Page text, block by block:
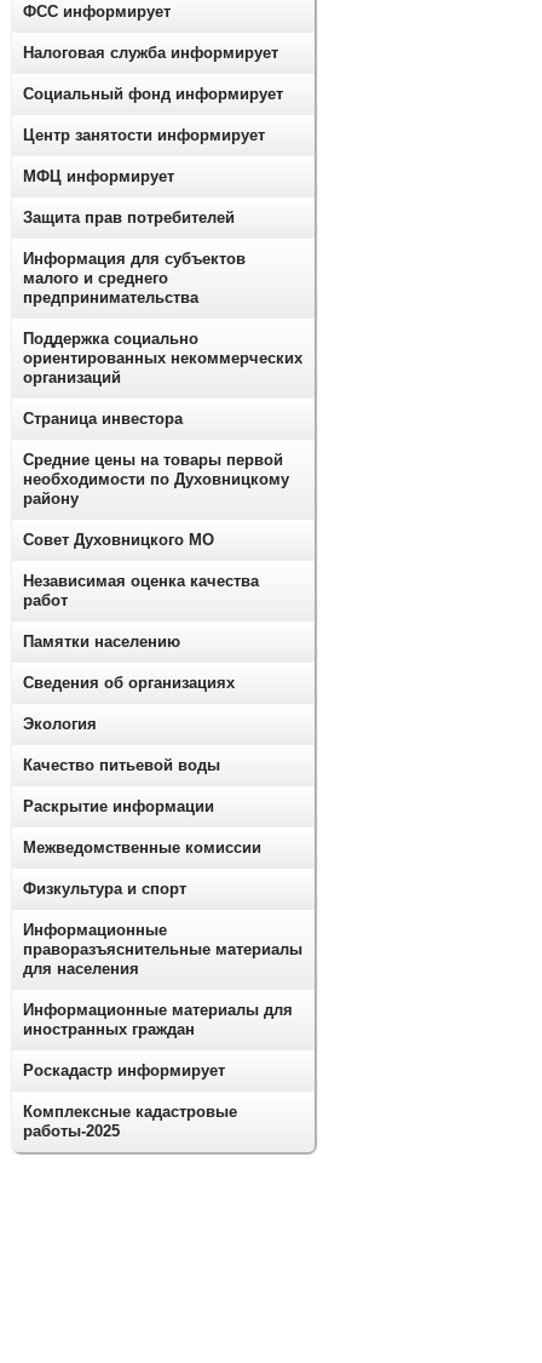
ФСС информирует
Налоговая служба информирует
Социальный фонд информирует
Центр занятости информирует
МФЦ информирует
Защита прав потребителей
Информация для субъектов
малого и среднего
предпринимательства
Поддержка социально
ориентированных некоммерческих
организаций
Страница инвестора
Средние цены на товары первой
необходимости по Духовницкому
району
Совет Духовницкого МО
Независимая оценка качества
работ
Памятки населению
Сведения об организациях
Экология
Качество питьевой воды
Раскрытие информации
Межведомственные комиссии
Физкультура и спорт
Информационные
праворазъяснительные материалы
для населения
Информационные материалы для
иностранных граждан
Роскадастр информирует
Комплексные кадастровые
работы-2025